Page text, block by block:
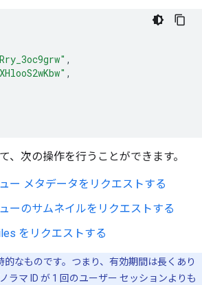
,
,
、次の操作を行うことができます。
ー メタデータをリクエストする
ーのサムネイルをリクエストする
をリクエストする
的なものです。つまり、有効期間は長くあり
ラマ ID が 1 回のユーザー セッションよりも